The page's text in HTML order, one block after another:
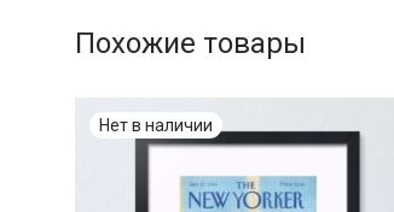
Похожие товары